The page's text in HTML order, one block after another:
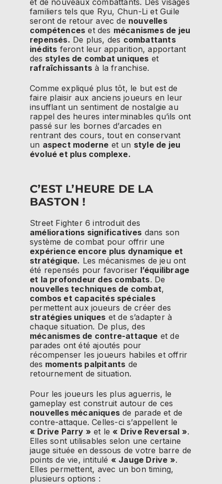
familiers tels que Ryu, Chun-Li et Guile
seront de retour avec de nouvelles
compétences et des mécanismes de jeu
repensés. De plus, des combattants
inédits feront leur apparition, apportant
des styles de combat uniques et
rafraîchissants à la franchise.
Comme expliqué plus tôt, le but est de
faire plaisir aux anciens joueurs en leur
insufflant un sentiment de nostalgie au
rappel des heures interminables qu’ils ont
passé sur les bornes d’arcades en
rentrant des cours, tout en conservant
un aspect moderne et un style de jeu
évolué et plus complexe.
C’EST L’HEURE DE LA
BASTON !
Street Fighter 6 introduit des
améliorations significatives dans son
système de combat pour offrir une
expérience encore plus dynamique et
stratégique. Les mécanismes de jeu ont
été repensés pour favoriser l’équilibrage
et la profondeur des combats. De
nouvelles techniques de combat,
combos et capacités spéciales
permettent aux joueurs de créer des
stratégies uniques et de s’adapter à
chaque situation. De plus, des
mécanismes de contre-attaque et de
parades ont été ajoutés pour
récompenser les joueurs habiles et offrir
des moments palpitants de
retournement de situation.
Pour les joueurs les plus aguerris, le
gameplay est construit autour de ces
nouvelles mécaniques de parade et de
contre-attaque. Celles-ci s’appellent le
« Drive Parry » et le « Drive Reversal ».
Elles sont utilisables selon une certaine
jauge située en dessous de votre barre de
points de vie, intitulé « Jauge Drive ».
Elles permettent, avec un bon timing,
plusieurs options :